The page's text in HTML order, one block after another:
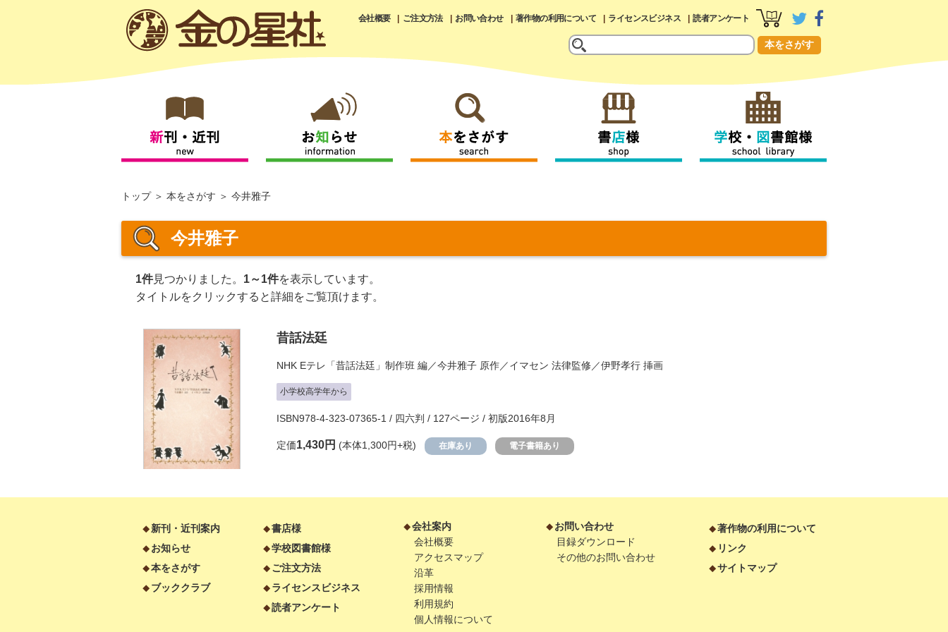
会社概要 ご注文方法 お問い合わせ 著作物の利用について ライセンスビジネス 読者アンケート
本をさがす
トップ 本をさがす 今井雅子
今井雅子
1件見つかりました。 1～1件を表示しています。
タイトルをクリックすると詳細をご覧頂けます。
昔話法廷
NHK Eテレ「昔話法廷」制作班 編／今井雅子 原作／イマセン 法律監修／伊野孝行 挿画
小学校高学年から
ISBN978-4-323-07365-1 / 四六判 / 127ページ / 初版2016年8月
定価1,430円 (本体1,300円+税) 在庫あり 電子書籍あり
新刊・近刊案内
お知らせ
本をさがす
ブッククラブ
書店様
学校図書館様
ご注文方法
ライセンスビジネス
読者アンケート
会社案内
会社概要
アクセスマップ
沿革
採用情報
利用規約
個人情報について
お問い合わせ
目録ダウンロード
その他のお問い合わせ
著作物の利用について
リンク
サイトマップ